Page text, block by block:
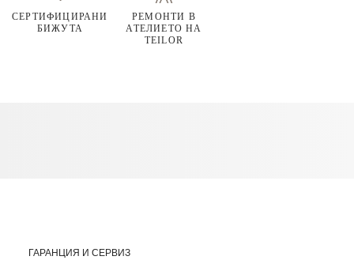
СЕРТИФИЦИРАНИ
БИЖУТА
РЕМОНТИ В
АТЕЛИЕТО НА
TEILOR
ГАРАНЦИЯ И СЕРВИЗ